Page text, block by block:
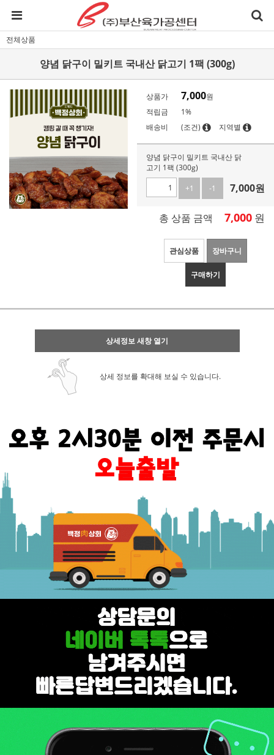
전체상품
양념 닭구이 밀키트 국내산 닭고기 1팩 (300g)
상품가 7,000원
적립금
1%
배송비
(조건) 지역별
양념 닭구이 밀키트 국내산 닭
고기 1팩 (300g)
+1
-1 7,000원
총 상품 금액 7,000 원
관심상품 장바구니
구매하기
상세정보 새창 열기
상세 정보를 확대해 보실 수 있습니다.